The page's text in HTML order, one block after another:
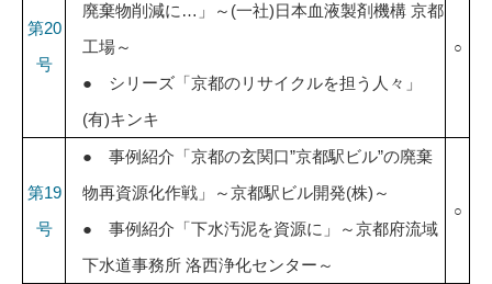
第20
号
廃棄物削減に…」～(一社)日本血液製剤機構 京都
工場～
● シリーズ「京都のリサイクルを担う人々」
(有)キンキ
○
第19
号
● 事例紹介「京都の玄関口”京都駅ビル”の廃棄
物再資源化作戦」～京都駅ビル開発(株)～
● 事例紹介「下水汚泥を資源に」～京都府流域
下水道事務所 洛西浄化センター～
○